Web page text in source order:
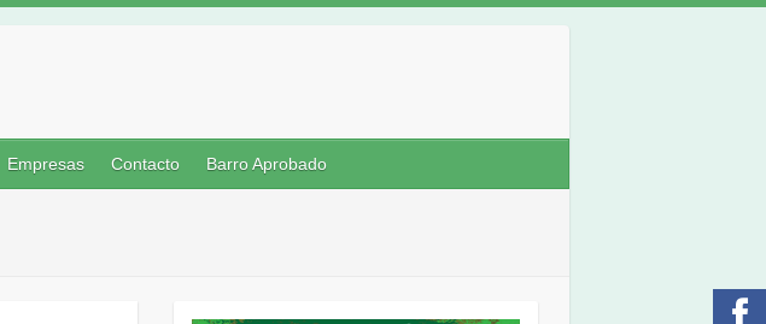
Empresas Contacto Barro Aprobado